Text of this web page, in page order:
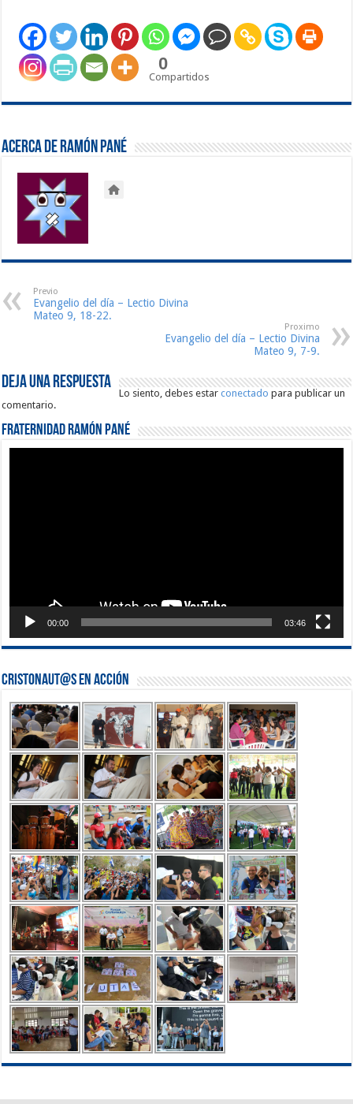
0
Compartidos
Acerca de Ramón Pané
Previo
Evangelio del día – Lectio Divina
Mateo 9, 18-22.
Proximo
Evangelio del día – Lectio Divina
Mateo 9, 7-9.
Deja una respuesta
Lo siento, debes estarconectado para publicar un
comentario.
Fraternidad Ramón Pané
00:00 03:46
Cristonaut@s en Acción